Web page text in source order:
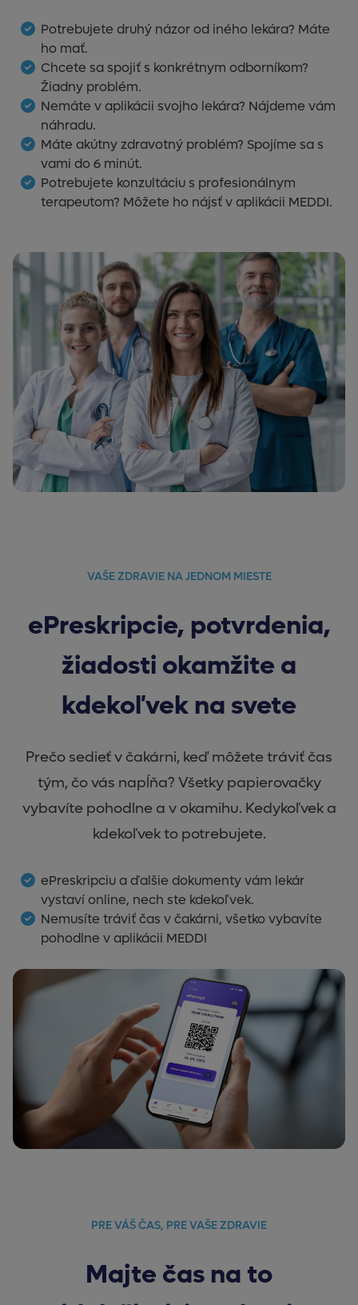
Potrebujete druhý názor od iného lekára? Máte
ho mať.
Chcete sa spojiť s konkrétnym odborníkom?
Žiadny problém.
Nemáte v aplikácii svojho lekára? Nájdeme vám
náhradu.
Máte akútny zdravotný problém? Spojíme sa s
vami do 6 minút.
Potrebujete konzultáciu s profesionálnym
terapeutom? Môžete ho nájsť v aplikácii MEDDI.
VAŠE ZDRAVIE NA JEDNOM MIESTE
ePreskripcie, potvrdenia,
žiadosti okamžite a
kdekoľvek na svete
Prečo sedieť v čakárni, keď môžete tráviť čas
tým, čo vás napĺňa? Všetky papierovačky
vybavíte pohodlne a v okamihu. Kedykoľvek a
kdekoľvek to potrebujete.
ePreskripciu a ďalšie dokumenty vám lekár
vystaví online, nech ste kdekoľvek.
Nemusíte tráviť čas v čakárni, všetko vybavíte
pohodlne v aplikácii MEDDI
PRE VÁŠ ČAS, PRE VAŠE ZDRAVIE
Majte čas na to